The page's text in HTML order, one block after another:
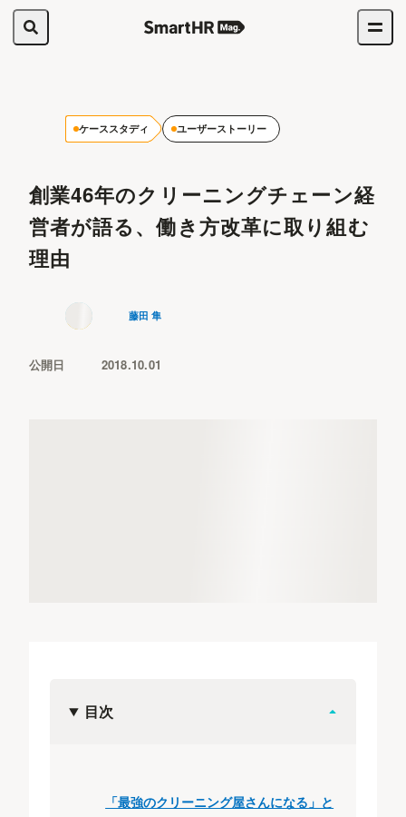
ケーススタディ ユーザーストーリー
創業46年のクリーニングチェーン経
営者が語る、働き方改革に取り組む
理由
藤田 隼
公開日 2018.10.01
目次
「最強のクリーニング屋さんになる」と